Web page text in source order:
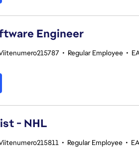
Engineer
• Regular Employee •
- NHL
• Regular Employee •